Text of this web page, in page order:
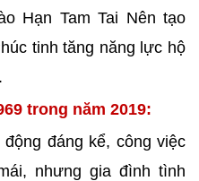
Hạn Tam Tai Nên tạo
tinh tăng năng lực hộ
trong năm 2019:
đáng kể, công việc
nhưng gia đình tình